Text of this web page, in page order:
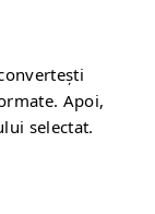
Apoi,
selectat.